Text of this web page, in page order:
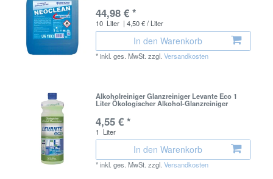
44,98 € *
10 Liter | 4,50 € / Liter
In den Warenkorb
*inkl. ges. MwSt. zzgl.Versandkosten
Alkoholreiniger Glanzreiniger Levante Eco 1
Liter Ökologischer Alkohol-Glanzreiniger
4,55 € *
1 Liter
In den Warenkorb
*inkl. ges. MwSt. zzgl.Versandkosten